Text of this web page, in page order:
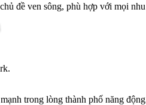
đề ven sông, phù hợp với mọi
trong lòng thành phố năng